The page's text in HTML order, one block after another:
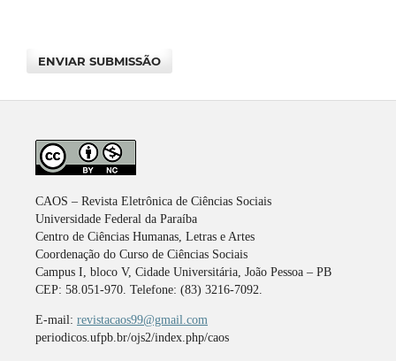
ENVIAR SUBMISSÃO
CAOS – Revista Eletrônica de Ciências Sociais
Universidade Federal da Paraíba
Centro de Ciências Humanas, Letras e Artes
Coordenação do Curso de Ciências Sociais
Campus I, bloco V, Cidade Universitária, João Pessoa – PB
CEP: 58.051-970. Telefone: (83) 3216-7092.
E-mail: revistacaos99@gmail.com
periodicos.ufpb.br/ojs2/index.php/caos